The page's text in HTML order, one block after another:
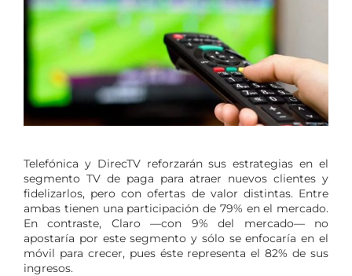
Telefónica y DirecTV reforzarán sus estrategias en el
segmento TV de paga para atraer nuevos clientes y
fidelizarlos, pero con ofertas de valor distintas. Entre
ambas tienen una participación de 79% en el mercado.
En contraste, Claro —con 9% del mercado— no
apostaría por este segmento y sólo se enfocaría en el
móvil para crecer, pues éste representa el 82% de sus
ingresos.